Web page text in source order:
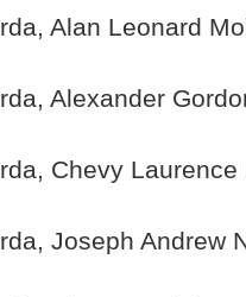
Alan Leonard
Alexander
Chevy Laurence
Joseph Andrew